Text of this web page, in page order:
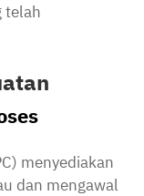
telah
menyediakan
dan mengawal